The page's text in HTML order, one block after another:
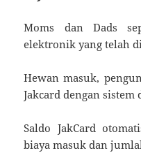
Moms dan Dads
elektronik yang telah
Hewan masuk,
Jakcard dengan sistem
Saldo JakCard
biaya masuk dan